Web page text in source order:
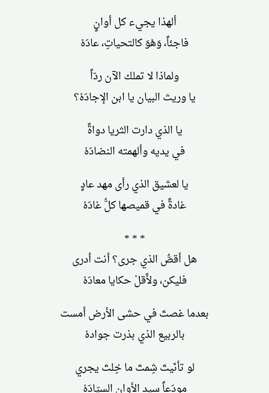
ألهذا يجيء كل أوانٍ
فاجئاً، وَهْوَ كالتحياتِ، عادَهْ
ولماذا لا تملك الآن ردّاً
يا وريث البيان يا ابن الإجادَهْ؟
يا الذي دارت الثريا دواةً
في يديه وألهمته النضادَهْ
يا لعشيق الذي رأى مهد عادٍ
غادةً في قميصها كلُّ غادَهْ
* * *
هل أقصُّ الذي جرى؟ أنت أدرى
فليكن، ولأَقلْ حكايا معادَهْ
بعدما غصتَ في حشى الأرض أمست
بالربيع الذي بذرت جوادهْ
لو تأنّيتَ شِمتَ ما خِلتَ يجري
مودَعاً سيد الأوان السيّادَهْ